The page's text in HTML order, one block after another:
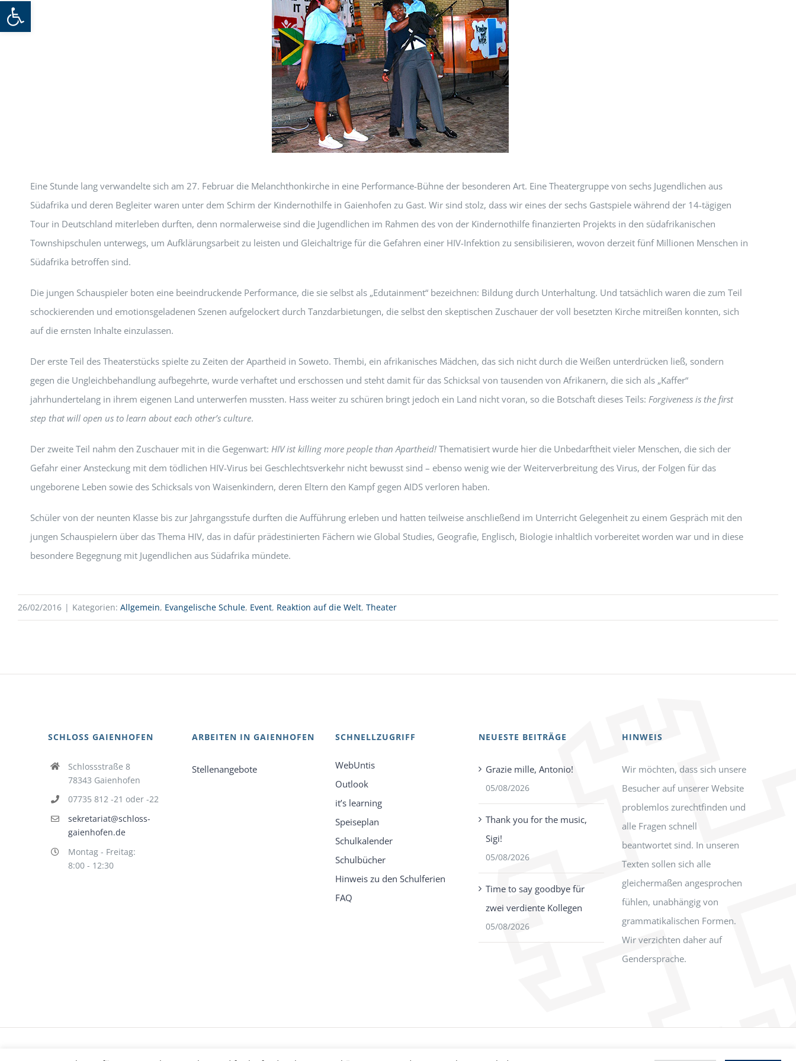
Werkzeugleiste öffnen
Eine Stunde lang verwandelte sich am 27. Februar die Melanchthonkirche in eine Performance-Bühne der besonderen Art. Eine Theatergruppe von sechs Jugendlichen aus
Südafrika und deren Begleiter waren unter dem Schirm der Kindernothilfe in Gaienhofen zu Gast. Wir sind stolz, dass wir eines der sechs Gastspiele während der 14-tägigen
Tour in Deutschland miterleben durften, denn normalerweise sind die Jugendlichen im Rahmen des von der Kindernothilfe finanzierten Projekts in den südafrikanischen
Townshipschulen unterwegs, um Aufklärungsarbeit zu leisten und Gleichaltrige für die Gefahren einer HIV-Infektion zu sensibilisieren, wovon derzeit fünf Millionen Menschen in
Südafrika betroffen sind.
Die jungen Schauspieler boten eine beeindruckende Performance, die sie selbst als „Edutainment“ bezeichnen: Bildung durch Unterhaltung. Und tatsächlich waren die zum Teil
schockierenden und emotionsgeladenen Szenen aufgelockert durch Tanzdarbietungen, die selbst den skeptischen Zuschauer der voll besetzten Kirche mitreißen konnten, sich
auf die ernsten Inhalte einzulassen.
Der erste Teil des Theaterstücks spielte zu Zeiten der Apartheid in Soweto. Thembi, ein afrikanisches Mädchen, das sich nicht durch die Weißen unterdrücken ließ, sondern
gegen die Ungleichbehandlung aufbegehrte, wurde verhaftet und erschossen und steht damit für das Schicksal von tausenden von Afrikanern, die sich als „Kaffer“
jahrhundertelang in ihrem eigenen Land unterwerfen mussten. Hass weiter zu schüren bringt jedoch ein Land nicht voran, so die Botschaft dieses Teils: Forgiveness is the first
step that will open us to learn about each other’s culture.
Der zweite Teil nahm den Zuschauer mit in die Gegenwart: HIV ist killing more people than Apartheid!Thematisiert wurde hier die Unbedarftheit vieler Menschen, die sich der
Gefahr einer Ansteckung mit dem tödlichen HIV-Virus bei Geschlechtsverkehr nicht bewusst sind – ebenso wenig wie der Weiterverbreitung des Virus, der Folgen für das
ungeborene Leben sowie des Schicksals von Waisenkindern, deren Eltern den Kampf gegen AIDS verloren haben.
Schüler von der neunten Klasse bis zur Jahrgangsstufe durften die Aufführung erleben und hatten teilweise anschließend im Unterricht Gelegenheit zu einem Gespräch mit den
jungen Schauspielern über das Thema HIV, das in dafür prädestinierten Fächern wie Global Studies, Geografie, Englisch, Biologie inhaltlich vorbereitet worden war und in diese
besondere Begegnung mit Jugendlichen aus Südafrika mündete.
26/02/2016 | Kategorien: Allgemein, Evangelische Schule, Event, Reaktion auf die Welt, Theater
SCHLOSS GAIENHOFEN
Schlossstraße 8
78343 Gaienhofen
07735 812 -21 oder -22
sekretariat@schloss-
gaienhofen.de
Montag - Freitag:
8:00 - 12:30
ARBEITEN IN GAIENHOFEN
Stellenangebote
SCHNELLZUGRIFF
WebUntis
Outlook
it’s learning
Speiseplan
Schulkalender
Schulbücher
Hinweis zu den Schulferien
FAQ
NEUESTE BEITRÄGE
Grazie mille, Antonio!
05/08/2026
Thank you for the music,
Sigi!
05/08/2026
Time to say goodbye für
zwei verdiente Kollegen
05/08/2026
HINWEIS
Wir möchten, dass sich unsere
Besucher auf unserer Website
problemlos zurechtfinden und
alle Fragen schnell
beantwortet sind. In unseren
Texten sollen sich alle
gleichermaßen angesprochen
fühlen, unabhängig von
grammatikalischen Formen.
Wir verzichten daher auf
Gendersprache.
Impressum Datenschutz hallo!rot